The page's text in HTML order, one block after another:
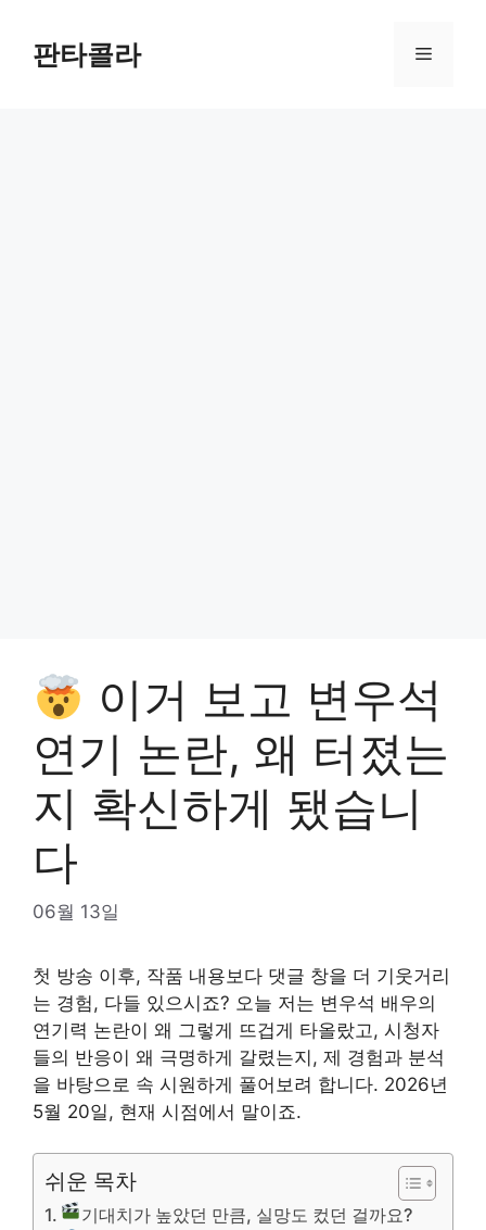
content판타콜라 Menu
이거 보고 변우석
연기 논란, 왜 터졌는
지 확신하게 됐습니
다
06월 13일
첫 방송 이후, 작품 내용보다 댓글 창을 더 기웃거리
는 경험, 다들 있으시죠? 오늘 저는 변우석 배우의
연기력 논란이 왜 그렇게 뜨겁게 타올랐고, 시청자
들의 반응이 왜 극명하게 갈렸는지, 제 경험과 분석
을 바탕으로 속 시원하게 풀어보려 합니다. 2026년
5월 20일, 현재 시점에서 말이죠.
쉬운 목차
기대치가 높았던 만큼, 실망도 컸던 걸까요?